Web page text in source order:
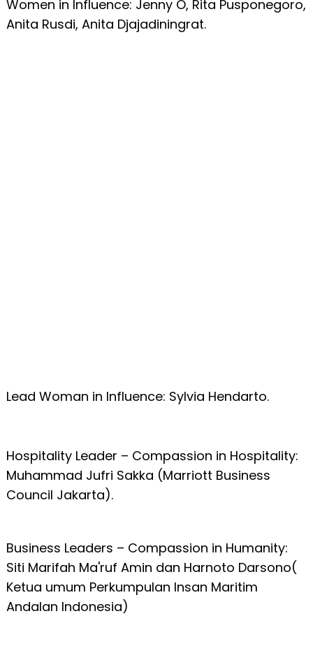
Women in Influence: Jenny O, Rita Pusponegoro,
Anita Rusdi, Anita Djajadiningrat.
Lead Woman in Influence: Sylvia Hendarto.
Hospitality Leader – Compassion in Hospitality:
Muhammad Jufri Sakka (Marriott Business
Council Jakarta).
Business Leaders – Compassion in Humanity:
Siti Marifah Ma'ruf Amin dan Harnoto Darsono(
Ketua umum Perkumpulan Insan Maritim
Andalan Indonesia)